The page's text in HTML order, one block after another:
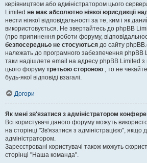
керівництвом або адміністратором цього
Limited не має абсолютно ніякої юрисдикції
нести ніякої відповідальності за те, ким і як
використовується. Не звертайтесь до phpBB
(про припинення роботи форуму,
безпосередньо не стосуються до сайту
належать до програмного забезпечення
таки надішлете email на адресу phpBB Limited з
цього форуму третьою стороною , то не
будь-якої відповіді взагалі.
Догори
Як мені зв'язатися з адміністратором
Всі користувачі даного форуму можуть
на сторінці "Зв'язатися з адміністрацією", якщо
адміністратором.
Зареєстровані користувачі також можуть
сторінці "Наша команда".